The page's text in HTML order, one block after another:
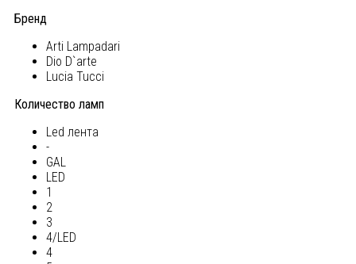
Бренд
Arti Lampadari
Dio D`arte
Lucia Tucci
Количество ламп
Led лента
-
GAL
LED
1
2
3
4/LED
4